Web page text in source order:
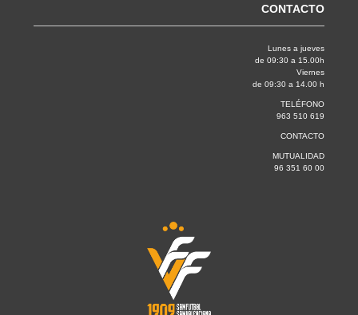
CONTACTO
Lunes a jueves
de 09:30 a 15.00h
Viernes
de 09:30 a 14.00 h
TELÉFONO
963 510 619
CONTACTO
MUTUALIDAD
96 351 60 00